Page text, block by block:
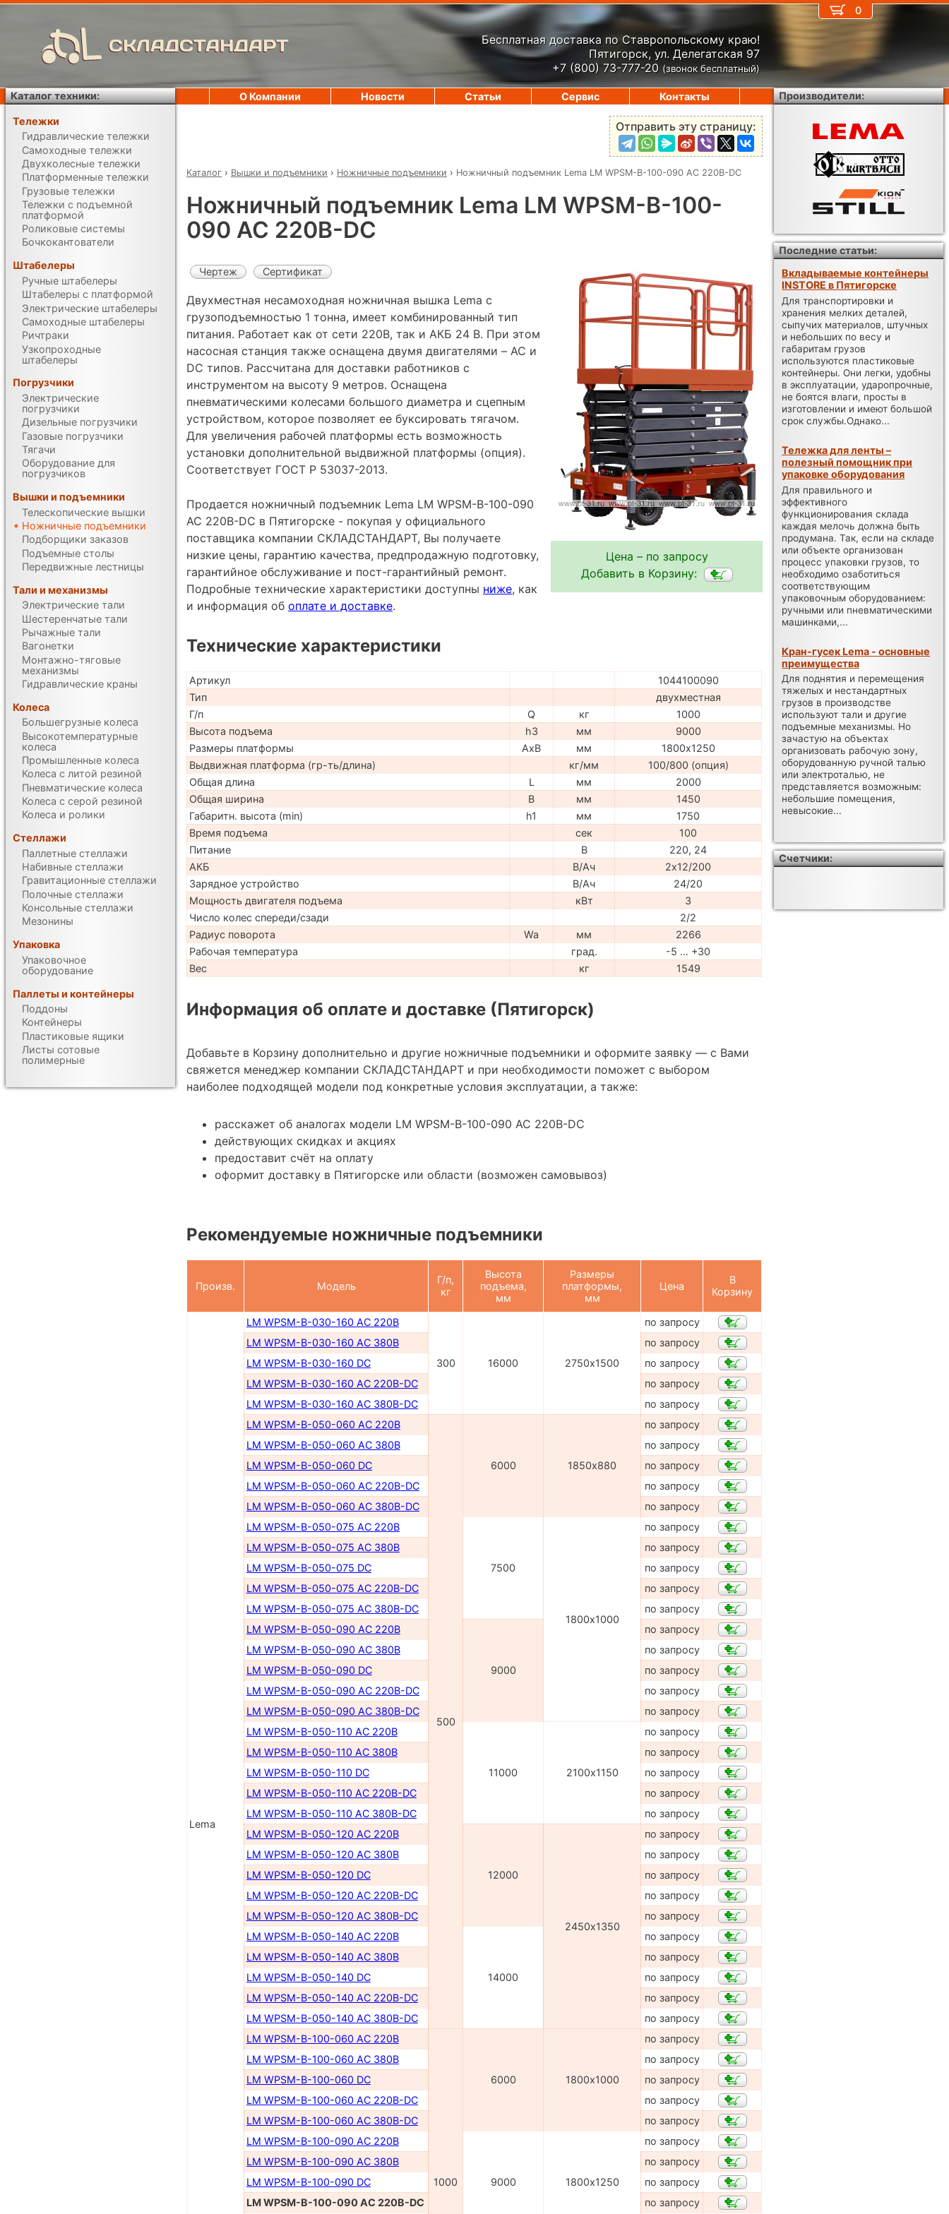
СКЛАДСТАНДАРТ
Бесплатная доставка по Ставропольскому краю!
Пятигорск, ул. Делегатская 97
+7 (800) 73-777-20 (звонок бесплатный)
Отправить эту страницу:
Каталог › Вышки и подъемники › Ножничные подъемники › Ножничный подъемник Lema LM WPSM-B-100-090 AC 220B-DC
Ножничный подъемник Lema LM WPSM-B-100-
090 AC 220B-DC
Цена – по запросу
Добавить в Корзину:
Чертеж Сертификат
Двухместная несамоходная ножничная вышка Lema с
грузоподъемностью 1 тонна, имеет комбинированный тип
питания. Работает как от сети 220В, так и АКБ 24 В. При этом
насосная станция также оснащена двумя двигателями – AC и
DC типов. Рассчитана для доставки работников с
инструментом на высоту 9 метров. Оснащена
пневматическими колесами большого диаметра и сцепным
устройством, которое позволяет ее буксировать тягачом.
Для увеличения рабочей платформы есть возможность
установки дополнительной выдвижной платформы (опция).
Соответствует ГОСТ Р 53037-2013.
Продается ножничный подъемник Lema LM WPSM-B-100-090
AC 220B-DC в Пятигорске - покупая у официального
поставщика компании СКЛАДСТАНДАРТ, Вы получаете
низкие цены, гарантию качества, предпродажную подготовку,
гарантийное обслуживание и пост-гарантийный ремонт.
Подробные технические характеристики доступны ниже, как
и информация об оплате и доставке.
Технические характеристики
Артикул
1044100090
Тип
двухместная
Г/п
Q кг
1000
Высота подъема
h3 мм
9000
Размеры платформы
AxB мм
1800х1250
Выдвижная платформа (гр-ть/длина)
кг/мм
100/800 (опция)
Общая длина
L мм
2000
Общая ширина
B мм
1450
Габаритн. высота (min)
h1 мм
1750
Время подъема
сек
100
Питание
В
220, 24
АКБ
В/Ач
2х12/200
Зарядное устройство
В/Ач
24/20
Мощность двигателя подъема
кВт
3
Число колес спереди/сзади
2/2
Радиус поворота
Wa мм
2266
Рабочая температура
град.
-5 … +30
Вес
кг 1549
Информация об оплате и доставке (Пятигорск)
Добавьте в Корзину дополнительно и другие ножничные подъемники и оформите заявку — с Вами
свяжется менеджер компании СКЛАДСТАНДАРТ и при необходимости поможет с выбором
наиболее подходящей модели под конкретные условия эксплуатации, а также:
расскажет об аналогах модели LM WPSM-B-100-090 AC 220B-DC
действующих скидках и акциях
предоставит счёт на оплату
оформит доставку в Пятигорске или области (возможен самовывоз)
Рекомендуемые ножничные подъемники
Произв. Модель
Г/п,
кг
Высота
подъема,
мм
Размеры
платформы,
мм
Цена
В
Корзину
Lema
LM WPSM-B-030-160 AC 220В
300 16000 2750х1500
по запросу
LM WPSM-B-030-160 AC 380В
по запросу
LM WPSM-B-030-160 DC
по запросу
LM WPSM-B-030-160 AC 220B-DC
по запросу
LM WPSM-B-030-160 AC 380B-DC
по запросу
LM WPSM-B-050-060 AC 220B
500
6000 1850х880
по запросу
LM WPSM-B-050-060 AC 380B
по запросу
LM WPSM-B-050-060 DC
по запросу
LM WPSM-B-050-060 AC 220В-DC
по запросу
LM WPSM-B-050-060 AC 380В-DC
по запросу
LM WPSM-B-050-075 AC 220В
7500
1800х1000
по запросу
LM WPSM-B-050-075 AC 380В
по запросу
LM WPSM-B-050-075 DC
по запросу
LM WPSM-B-050-075 AC 220В-DC
по запросу
LM WPSM-B-050-075 AC 380В-DC
по запросу
LM WPSM-B-050-090 AC 220В
9000
по запросу
LM WPSM-B-050-090 AC 380В
по запросу
LM WPSM-B-050-090 DC
по запросу
LM WPSM-B-050-090 AC 220В-DC
по запросу
LM WPSM-B-050-090 AC 380В-DC
по запросу
LM WPSM-B-050-110 AC 220В
11000 2100х1150
по запросу
LM WPSM-B-050-110 AC 380В
по запросу
LM WPSM-B-050-110 DC
по запросу
LM WPSM-B-050-110 AC 220В-DC
по запросу
LM WPSM-B-050-110 AC 380В-DC
по запросу
LM WPSM-B-050-120 AC 220В
12000
2450х1350
по запросу
LM WPSM-B-050-120 AC 380В
по запросу
LM WPSM-B-050-120 DC
по запросу
LM WPSM-B-050-120 AC 220В-DC
по запросу
LM WPSM-B-050-120 AC 380В-DC
по запросу
LM WPSM-B-050-140 AC 220В
14000
по запросу
LM WPSM-B-050-140 AC 380В
по запросу
LM WPSM-B-050-140 DC
по запросу
LM WPSM-B-050-140 AC 220В-DC
по запросу
LM WPSM-B-050-140 AC 380В-DC
по запросу
LM WPSM-B-100-060 AC 220В
1000
6000 1800х1000
по запросу
LM WPSM-B-100-060 AC 380В
по запросу
LM WPSM-B-100-060 DC
по запросу
LM WPSM-B-100-060 AC 220В-DC
по запросу
LM WPSM-B-100-060 AC 380В-DC
по запросу
LM WPSM-B-100-090 AC 220В
9000 1800х1250
по запросу
LM WPSM-B-100-090 AC 380В
по запросу
LM WPSM-B-100-090 DC
по запросу
LM WPSM-B-100-090 AC 220B-DC
по запросу
0
О Компании Новости Статьи Сервис Контакты
Каталог техники:
Тележки
Гидравлические тележки
Самоходные тележки
Двухколесные тележки
Платформенные тележки
Грузовые тележки
Тележки с подъемной
платформой
Роликовые системы
Бочкокантователи
Штабелеры
Ручные штабелеры
Штабелеры с платформой
Электрические штабелеры
Самоходные штабелеры
Ричтраки
Узкопроходные
штабелеры
Погрузчики
Электрические
погрузчики
Дизельные погрузчики
Газовые погрузчики
Тягачи
Оборудование для
погрузчиков
Вышки и подъемники
Телескопические вышки
Ножничные подъемники
Подборщики заказов
Подъемные столы
Передвижные лестницы
Тали и механизмы
Электрические тали
Шестеренчатые тали
Рычажные тали
Вагонетки
Монтажно-тяговые
механизмы
Гидравлические краны
Колеса
Большегрузные колеса
Высокотемпературные
колеса
Промышленные колеса
Колеса с литой резиной
Пневматические колеса
Колеса с серой резиной
Колеса и ролики
Стеллажи
Паллетные стеллажи
Набивные стеллажи
Гравитационные стеллажи
Полочные стеллажи
Консольные стеллажи
Мезонины
Упаковка
Упаковочное
оборудование
Паллеты и контейнеры
Поддоны
Контейнеры
Пластиковые ящики
Листы сотовые
полимерные
Производители:
Последние статьи:
Вкладываемые контейнеры
INSTORE в Пятигорске
Для транспортировки и
хранения мелких деталей,
сыпучих материалов, штучных
и небольших по весу и
габаритам грузов
используются пластиковые
контейнеры. Они легки, удобны
в эксплуатации, ударопрочные,
не боятся влаги, просты в
изготовлении и имеют большой
срок службы.Однако...
Тележка для ленты –
полезный помощник при
упаковке оборудования
Для правильного и
эффективного
функционирования склада
каждая мелочь должна быть
продумана. Так, если на складе
или объекте организован
процесс упаковки грузов, то
необходимо озаботиться
соответствующим
упаковочным оборудованием:
ручными или пневматическими
машинками,...
Кран-гусек Lema - основные
преимущества
Для поднятия и перемещения
тяжелых и нестандартных
грузов в производстве
используют тали и другие
подъемные механизмы. Но
зачастую на объектах
организовать рабочую зону,
оборудованную ручной талью
или электроталью, не
представляется возможным:
небольшие помещения,
невысокие...
Счетчики: